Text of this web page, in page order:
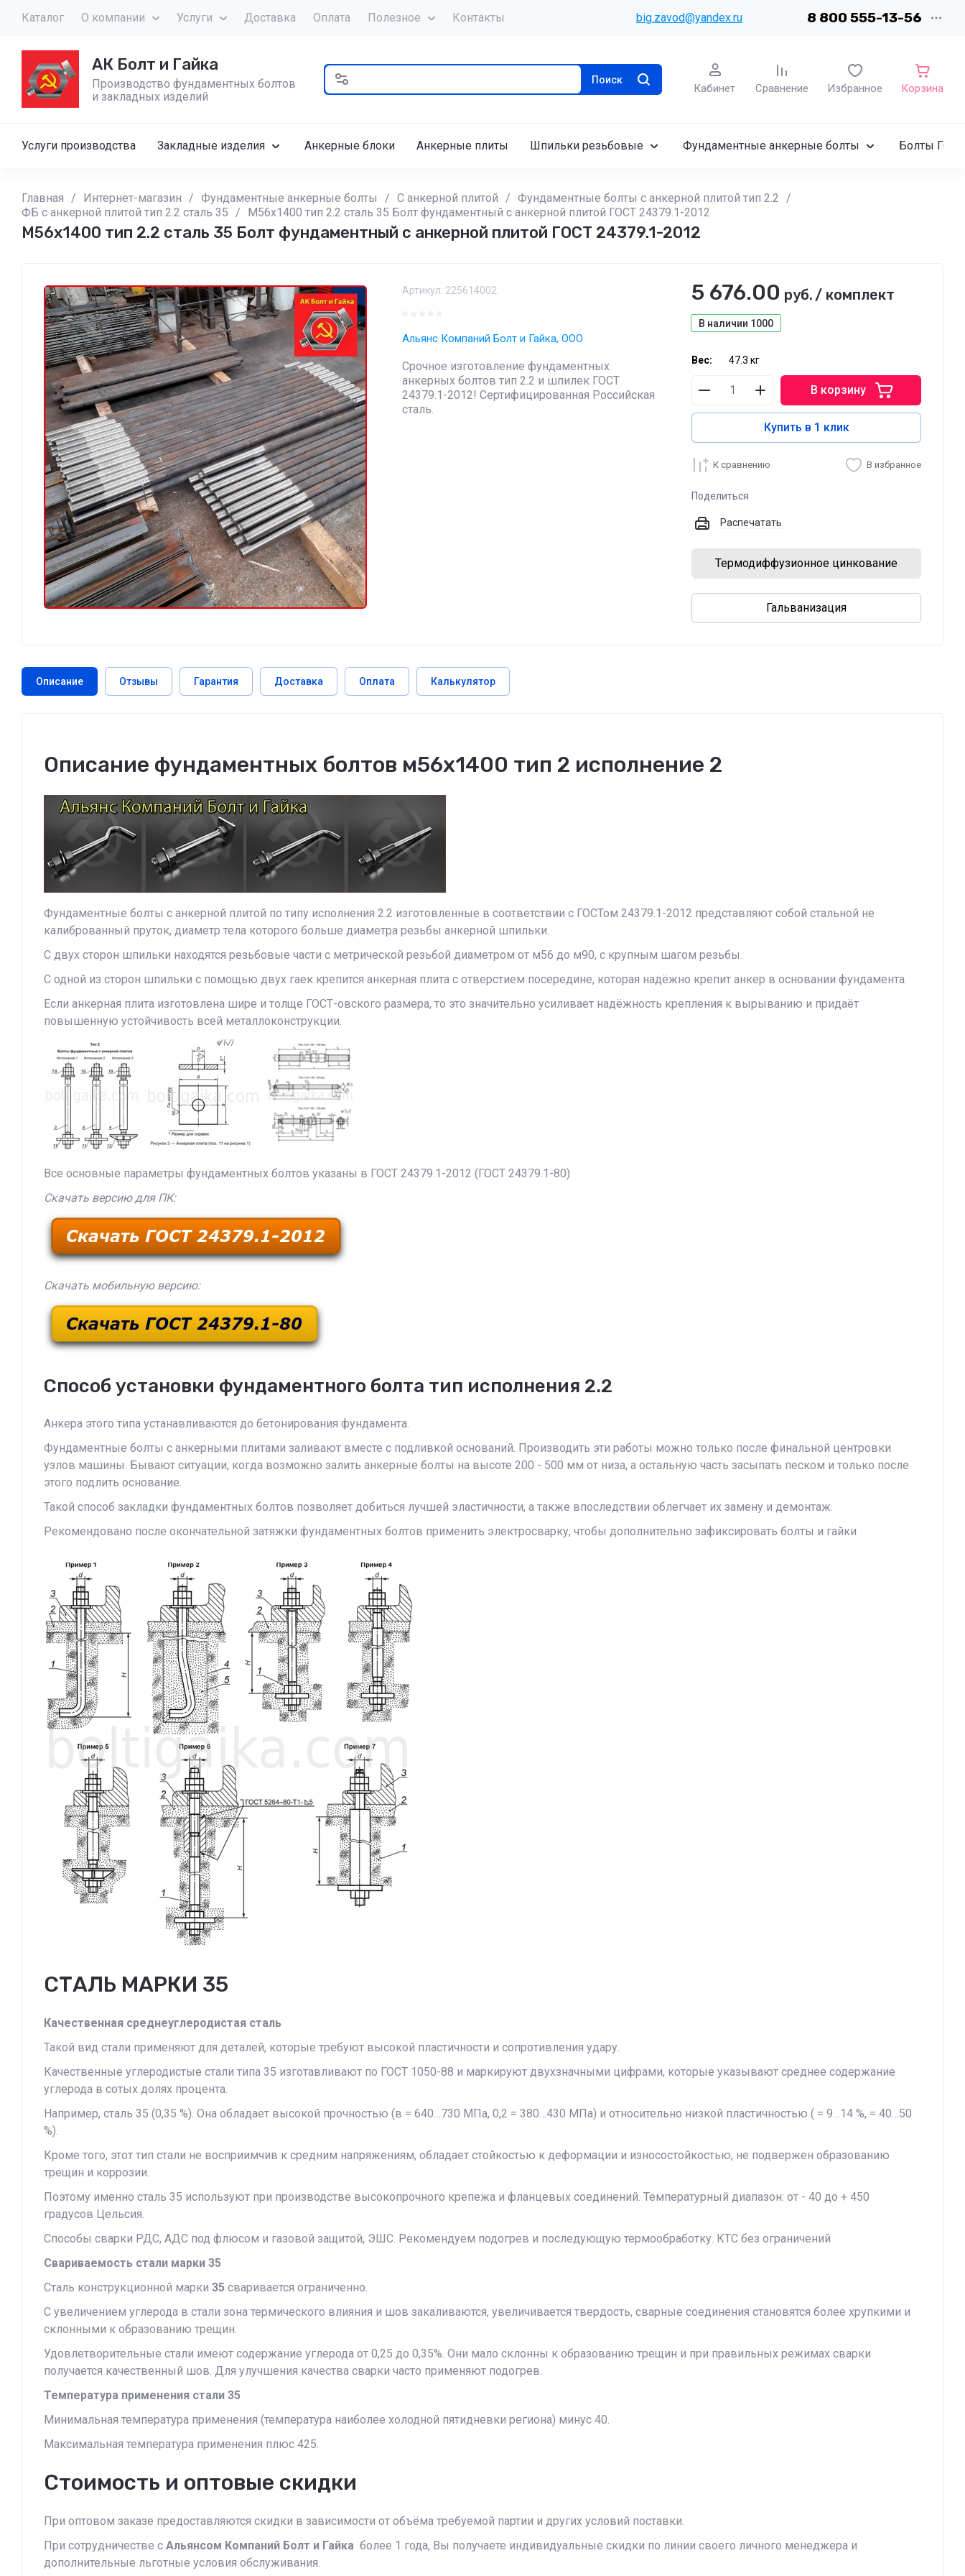
Каталог О компании Услуги Доставка Оплата Полезное Контакты big.zavod@yandex.ru 8 800 555-13-56
АК Болт и Гайка
Производство фундаментных болтов
и закладных изделий
Поиск
Кабинет Сравнение Избранное Корзина
Услуги производства Закладные изделия Анкерные блоки Анкерные плиты Шпильки резьбовые Фундаментные анкерные болты Болты
Главная / Интернет-магазин / Фундаментные анкерные болты / С анкерной плитой / Фундаментные болты с анкерной плитой тип 2.2 /
ФБ с анкерной плитой тип 2.2 сталь 35 / М56х1400 тип 2.2 сталь 35 Болт фундаментный с анкерной плитой ГОСТ 24379.1-2012
М56х1400 тип 2.2 сталь 35 Болт фундаментный с анкерной плитой ГОСТ 24379.1-2012
Артикул: 225614002
Альянс Компаний Болт и Гайка, ООО
Срочное изготовление фундаментных
анкерных болтов тип 2.2 и шпилек ГОСТ
24379.1-2012! Сертифицированная Российская
сталь.
В наличии 1000
5 676.00 руб. / комплект
Вес: 47.3 кг
В корзину
Купить в 1 клик
К сравнению В избранное
Поделиться
Распечатать
Термодиффузионное цинкование
Гальванизация
Описание Отзывы Гарантия Доставка Оплата Калькулятор
Описание фундаментных болтов м56х1400 тип 2 исполнение 2
Фундаментные болты с анкерной плитой по типу исполнения 2.2 изготовленные в соответствии с ГОСТом 24379.1-2012 представляют собой стальной не
калиброванный пруток, диаметр тела которого больше диаметра резьбы анкерной шпильки.
С двух сторон шпильки находятся резьбовые части с метрической резьбой диаметром от м56 до м90, с крупным шагом резьбы.
С одной из сторон шпильки с помощью двух гаек крепится анкерная плита с отверстием посередине, которая надёжно крепит анкер в основании фундамента.
Если анкерная плита изготовлена шире и толще ГОСТ-овского размера, то это значительно усиливает надёжность крепления к вырыванию и придаёт
повышенную устойчивость всей металлоконструкции.
Все основные параметры фундаментных болтов указаны в ГОСТ 24379.1-2012 (ГОСТ 24379.1-80)
Скачать версию для ПК:
Скачать мобильную версию:
Способ установки фундаментного болта тип исполнения 2.2
Анкера этого типа устанавливаются до бетонирования фундамента.
Фундаментные болты с анкерными плитами заливают вместе с подливкой оснований. Производить эти работы можно только после финальной центровки
узлов машины. Бывают ситуации, когда возможно залить анкерные болты на высоте 200 - 500 мм от низа, а остальную часть засыпать песком и только после
этого подлить основание.
Такой способ закладки фундаментных болтов позволяет добиться лучшей эластичности, а также впоследствии облегчает их замену и демонтаж.
Рекомендовано после окончательной затяжки фундаментных болтов применить электросварку, чтобы дополнительно зафиксировать болты и гайки
СТАЛЬ МАРКИ 35
Качественная среднеуглеродистая сталь
Такой вид стали применяют для деталей, которые требуют высокой пластичности и сопротивления удару.
Качественные углеродистые стали типа 35 изготавливают по ГОСТ 1050-88 и маркируют двухзначными цифрами, которые указывают среднее содержание
углерода в сотых долях процента.
Например, сталь 35 (0,35 %). Она обладает высокой прочностью (в = 640…730 МПа, 0,2 = 380…430 МПа) и относительно низкой пластичностью ( = 9…14 %, = 40…50
%).
Кроме того, этот тип стали не восприимчив к средним напряжениям, обладает стойкостью к деформации и износостойкостью, не подвержен образованию
трещин и коррозии.
Поэтому именно сталь 35 используют при производстве высокопрочного крепежа и фланцевых соединений. Температурный диапазон: от - 40 до + 450
градусов Цельсия.
Способы сварки РДС, АДС под флюсом и газовой защитой, ЭШС. Рекомендуем подогрев и последующую термообработку. КТС без ограничений
Свариваемость стали марки 35
Сталь конструкционной марки 35 сваривается ограниченно.
С увеличением углерода в стали зона термического влияния и шов закаливаются, увеличивается твердость, сварные соединения становятся более хрупкими и
склонными к образованию трещин.
Удовлетворительные стали имеют содержание углерода от 0,25 до 0,35%. Они мало склонны к образованию трещин и при правильных режимах сварки
получается качественный шов. Для улучшения качества сварки часто применяют подогрев.
Температура применения стали 35
Минимальная температура применения (температура наиболее холодной пятидневки региона) минус 40.
Максимальная температура применения плюс 425.
Стоимость и оптовые скидки
При оптовом заказе предоставляются скидки в зависимости от объёма требуемой партии и других условий поставки.
При сотрудничестве с Альянсом Компаний Болт и Гайка более 1 года, Вы получаете индивидуальные скидки по линии своего личного менеджера и
дополнительные льготные условия обслуживания.